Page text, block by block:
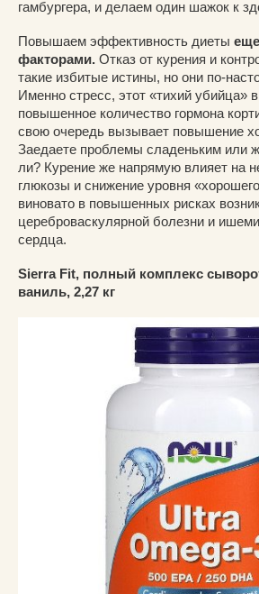
гамбургера, и делаем один шажок к
Повышаем эффективность диеты
факторами. Отказ от курения и
такие избитые истины, но они по-
Именно стресс, этот «тихий убийца»
повышенное количество гормона
свою очередь вызывает повышение
Заедаете проблемы сладеньким или
ли? Курение же напрямую влияет на
глюкозы и снижение уровня
виновато в повышенных рисках
цереброваскулярной болезни и
сердца.
Sierra Fit, полный комплекс
ваниль, 2,27 кг